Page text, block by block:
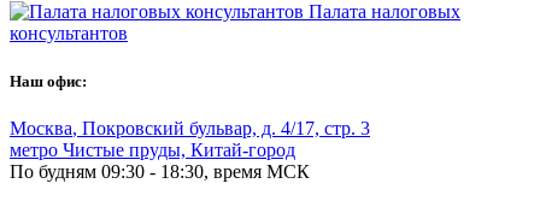
Палата налоговых
консультантов
Наш офис:
Москва, Покровский бульвар, д. 4/17, стр. 3
метро Чистые пруды, Китай-город
По будням 09:30 - 18:30, время МСК